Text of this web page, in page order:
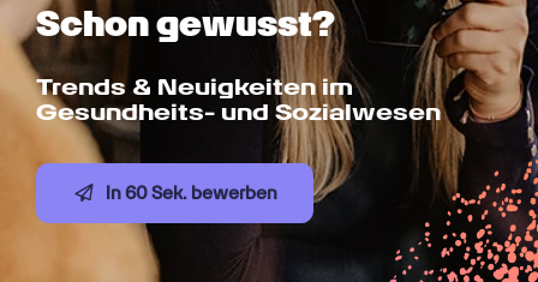
Schon gewusst?
Trends & Neuigkeiten im
Gesundheits- und Sozialwesen
In 60 Sek. bewerben